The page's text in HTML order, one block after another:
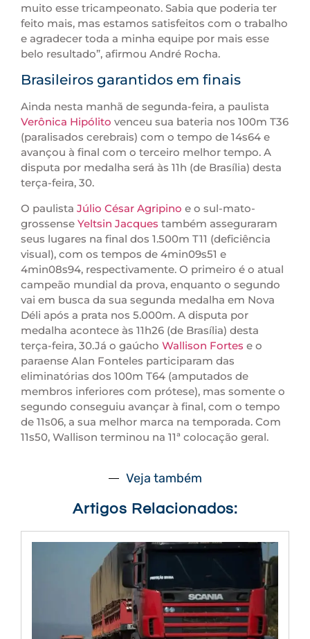
muito esse tricampeonato. Sabia que poderia ter
feito mais, mas estamos satisfeitos com o trabalho
e agradecer toda a minha equipe por mais esse
belo resultado”, afirmou André Rocha.
Brasileiros garantidos em finais
Ainda nesta manhã de segunda-feira, a paulista
Verônica Hipólito venceu sua bateria nos 100m T36
(paralisados cerebrais) com o tempo de 14s64 e
avançou à final com o terceiro melhor tempo. A
disputa por medalha será às 11h (de Brasília) desta
terça-feira, 30.
O paulista Júlio César Agripino e o sul-mato-
grossense Yeltsin Jacques também asseguraram
seus lugares na final dos 1.500m T11 (deficiência
visual), com os tempos de 4min09s51 e
4min08s94, respectivamente. O primeiro é o atual
campeão mundial da prova, enquanto o segundo
vai em busca da sua segunda medalha em Nova
Déli após a prata nos 5.000m. A disputa por
medalha acontece às 11h26 (de Brasília) desta
terça-feira, 30.Já o gaúcho Wallison Fortes e o
paraense Alan Fonteles participaram das
eliminatórias dos 100m T64 (amputados de
membros inferiores com prótese), mas somente o
segundo conseguiu avançar à final, com o tempo
de 11s06, a sua melhor marca na temporada. Com
11s50, Wallison terminou na 11ª colocação geral.
Veja também
Artigos Relacionados: